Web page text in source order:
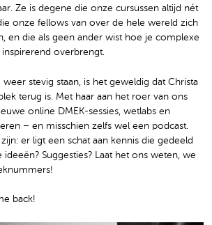
Ze is degene die onze cursussen altijd nét
onze fellows van over de hele wereld zich
en die als geen ander wist hoe je complexe
overbrengt.
weer stevig staan, is het geweldig dat Christa
terug is. Met haar aan het roer van ons
online DMEK-sessies, wetlabs en
– en misschien zelfs wel een podcast.
er ligt een schat aan kennis die gedeeld
Suggesties? Laat het ons weten, we
back!